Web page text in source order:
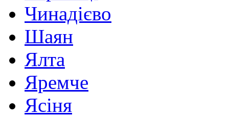
Чинадієво
Шаян
Ялта
Яремче
Ясіня